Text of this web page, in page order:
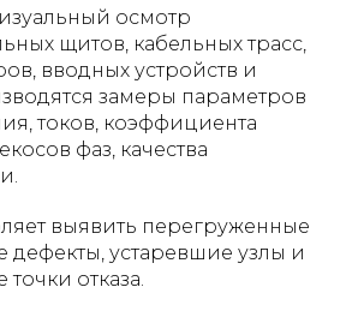
осмотр
щитов, кабельных трасс,
вводных устройств и
замеры параметров
токов, коэффициента
фаз, качества
выявить перегруженные
дефекты, устаревшие узлы и
отказа.